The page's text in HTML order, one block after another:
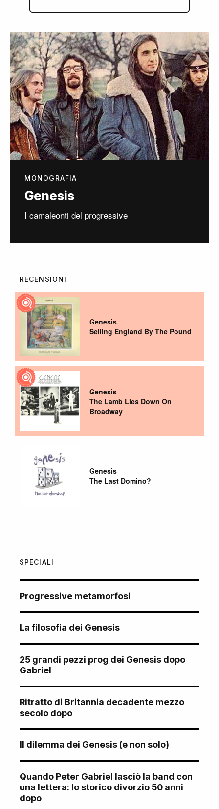
MONOGRAFIA
Genesis
I camaleonti del progressive
RECENSIONI
Genesis
Selling England By The Pound
Genesis
The Lamb Lies Down On
Broadway
Genesis
The Last Domino?
SPECIALI
Progressive metamorfosi
La filosofia dei Genesis
25 grandi pezzi prog dei Genesis dopo
Gabriel
Ritratto di Britannia decadente mezzo
secolo dopo
Il dilemma dei Genesis (e non solo)
Quando Peter Gabriel lasciò la band con
una lettera: lo storico divorzio 50 anni
dopo